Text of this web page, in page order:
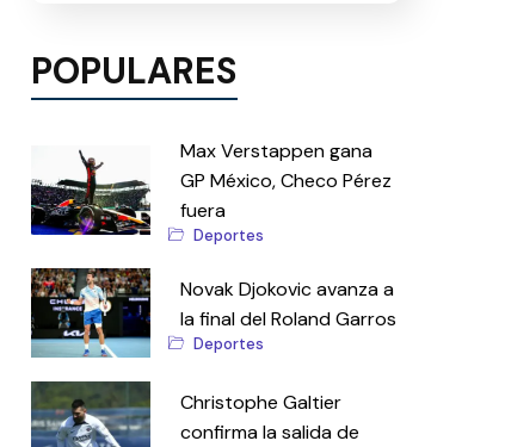
POPULARES
Max Verstappen gana
GP México, Checo Pérez
fuera
Deportes
Novak Djokovic avanza a
la final del Roland Garros
Deportes
Christophe Galtier
confirma la salida de